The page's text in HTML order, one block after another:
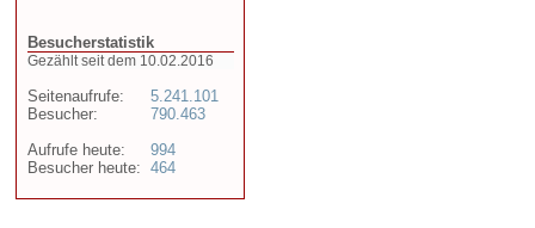
Besucherstatistik
Gezählt seit dem 10.02.2016
Seitenaufrufe:
Besucher:
Aufrufe heute:
Besucher heute:
5.241.101
790.463
994
464